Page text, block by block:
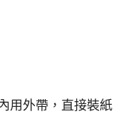
用外帶，直接裝紙